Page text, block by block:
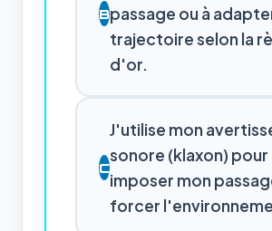
Bpassage ou à
trajectoire selon la
d'or.
C
J'utilise mon
sonore (klaxon) pour
imposer mon
forcer